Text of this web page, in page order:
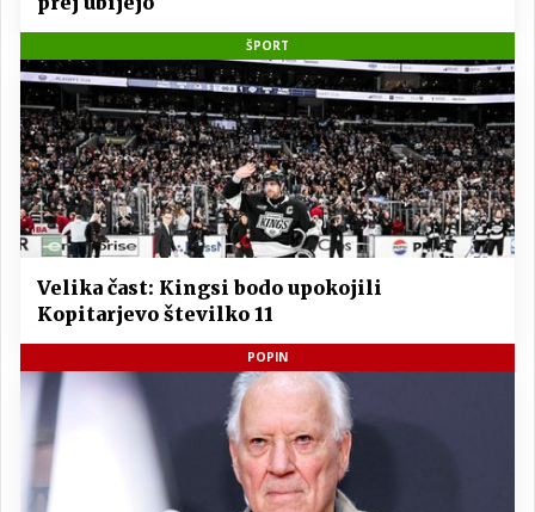
ŠPORT
Velika čast: Kingsi bodo upokojili
Kopitarjevo številko 11
POPIN